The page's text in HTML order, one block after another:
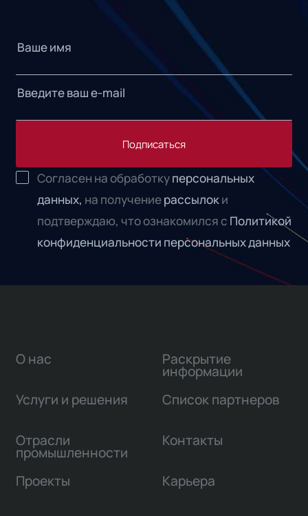
Подписаться
Согласен на обработкуперсональных
данных, на получениерассылоки
подтверждаю, что ознакомился с Политикой
конфиденциальности персональных данных
О нас
Услуги и решения
Отрасли
промышленности
Проекты
Раскрытие
информации
Список партнеров
Контакты
Карьера